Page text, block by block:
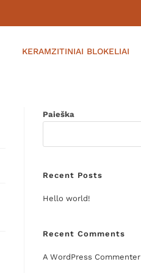
KERAMZITINIAI BLOKELIAI
Paieška
Recent Posts
Hello world!
Recent Comments
A WordPress Commenter